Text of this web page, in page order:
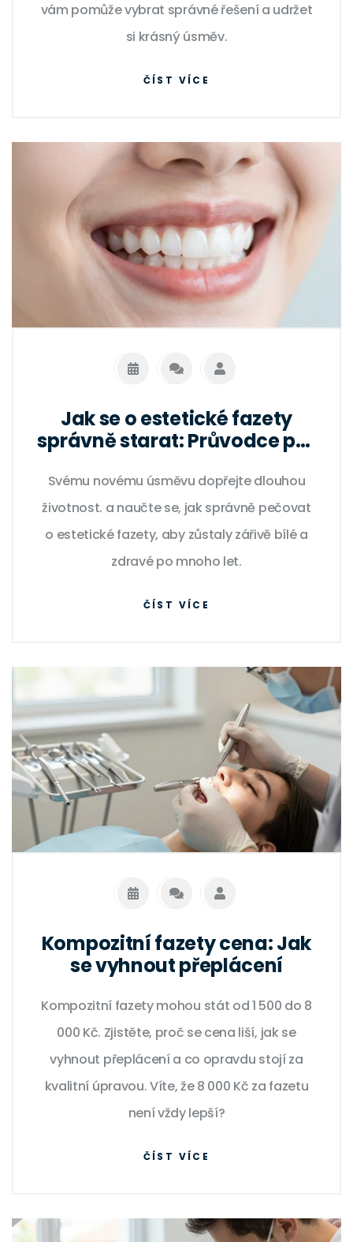
vám pomůže vybrat správné řešení a udržet
si krásný úsměv.
ČÍST VÍCE
Jak se o estetické fazety
správně starat: Průvodce pro
Svému novému úsměvu dopřejte dlouhou
životnost. a naučte se, jak správně pečovat
o estetické fazety, aby zůstaly zářivě bílé a
zdravé po mnoho let.
ČÍST VÍCE
Kompozitní fazety cena: Jak
se vyhnout přeplácení
Kompozitní fazety mohou stát od 1 500 do 8
000 Kč. Zjistěte, proč se cena liší, jak se
vyhnout přeplácení a co opravdu stojí za
kvalitní úpravou. Víte, že 8 000 Kč za fazetu
není vždy lepší?
ČÍST VÍCE